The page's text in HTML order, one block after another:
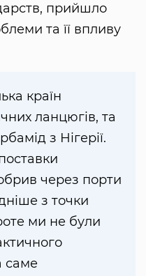
прийшло
та її впливу
країн
ланцюгів, та
з Нігерії.
через порти
з точки
ми не були
саме